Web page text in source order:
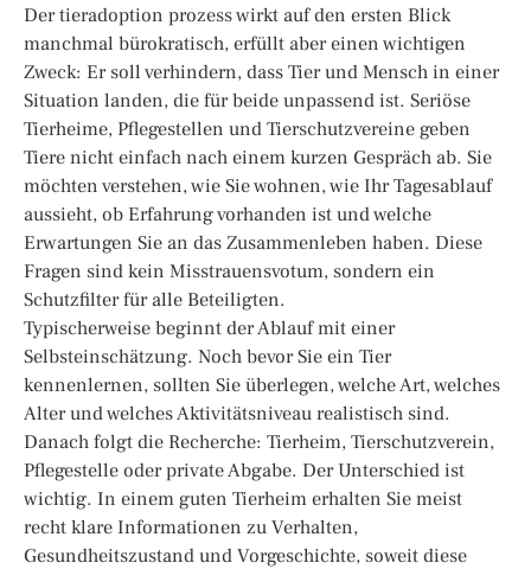
Der tieradoption prozess wirkt auf den ersten Blick
manchmal bürokratisch, erfüllt aber einen wichtigen
Zweck: Er soll verhindern, dass Tier und Mensch in einer
Situation landen, die für beide unpassend ist. Seriöse
Tierheime, Pflegestellen und Tierschutzvereine geben
Tiere nicht einfach nach einem kurzen Gespräch ab. Sie
möchten verstehen, wie Sie wohnen, wie Ihr Tagesablauf
aussieht, ob Erfahrung vorhanden ist und welche
Erwartungen Sie an das Zusammenleben haben. Diese
Fragen sind kein Misstrauensvotum, sondern ein
Schutzfilter für alle Beteiligten.
Typischerweise beginnt der Ablauf mit einer
Selbsteinschätzung. Noch bevor Sie ein Tier
kennenlernen, sollten Sie überlegen, welche Art, welches
Alter und welches Aktivitätsniveau realistisch sind.
Danach folgt die Recherche: Tierheim, Tierschutzverein,
Pflegestelle oder private Abgabe. Der Unterschied ist
wichtig. In einem guten Tierheim erhalten Sie meist
recht klare Informationen zu Verhalten,
Gesundheitszustand und Vorgeschichte, soweit diese